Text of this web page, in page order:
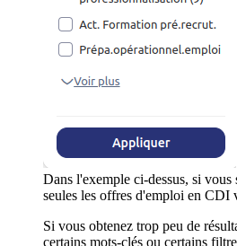
Dans l'exemple ci-dessus, si
seules les offres d'emploi en CDI
Si vous obtenez trop peu de
certains mots-clés ou certains